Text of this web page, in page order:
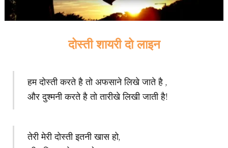
दोस्ती शायरी दो लाइन
हम दोस्ती करते है तो अफसाने लिखे जाते है ,
और दुश्मनी करते है तो तारीखे लिखी जाती है!
तेरी मेरी दोस्ती इतनी खास हो,